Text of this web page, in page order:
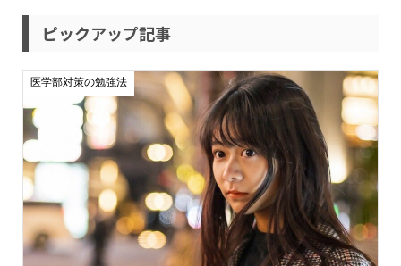
ピックアップ記事
医学部対策の勉強法